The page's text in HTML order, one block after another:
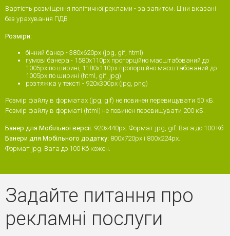
Вартість розміщення політичної реклами - за запитом. Ціни вказані
без урахування ПДВ
Розміри:
бічний банер - 380x620px (jpg, gif, html)
гумові банера - 1580х110px пропорційно масштабований до
1005px по ширині, 1180х110px пропорційно масштабований до
1005px по ширині (html, gif, jpg)
розтяжка у тексті - 920х300рх (jpg, png)
Розмір файлу в форматах (jpg, gif) не повинен перевищувати 50 кБ.
Розмір файлу в форматі (html) не повинен перевищувати 200 кБ.
Банер для Мобільної версії: 920x440px. Формат jpg, gif. Вага до 100 Кб.
Банери для Мобільного додатку: 800х720px і 800х224px.
Формат jpg. Вага до 100 Кб кожен.
Задайте питання про
рекламні послуги